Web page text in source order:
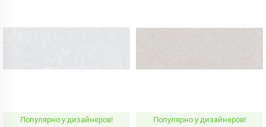
Популярно у дизайнеров! Популярно у дизайнеров!